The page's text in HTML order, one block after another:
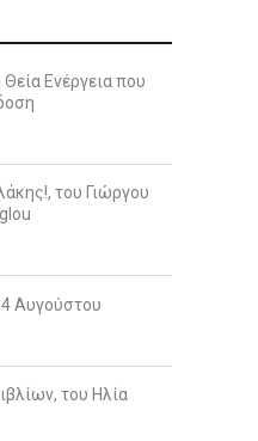
Ενέργεια που
του Γιώργου
Αυγούστου
του Ηλία